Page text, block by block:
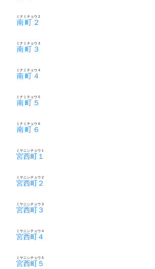
南町２
ミナミチョウ２
南町３
ミナミチョウ３
南町４
ミナミチョウ４
南町５
ミナミチョウ５
南町６
ミナミチョウ６
宮西町１
ミヤニシチョウ１
宮西町２
ミヤニシチョウ２
宮西町３
ミヤニシチョウ３
宮西町４
ミヤニシチョウ４
宮西町５
ミヤニシチョウ５